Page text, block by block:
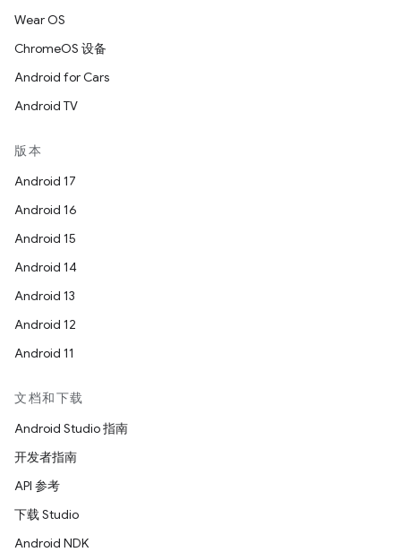
Wear OS
ChromeOS 设备
Android for Cars
Android TV
版本
Android 17
Android 16
Android 15
Android 14
Android 13
Android 12
Android 11
文档和下载
Android Studio 指南
开发者指南
API 参考
下载 Studio
Android NDK